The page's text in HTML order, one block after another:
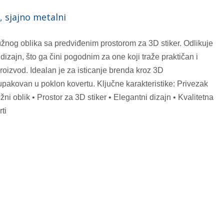
sjajno metalni
oblika sa predviđenim prostorom za 3D stiker. Odlikuje
što ga čini pogodnim za one koji traže praktičan i
Idealan je za isticanje brenda kroz 3D
u poklon kovertu. Ključne karakteristike: Privezak
oblik • Prostor za 3D stiker • Elegantni dizajn • Kvalitetna